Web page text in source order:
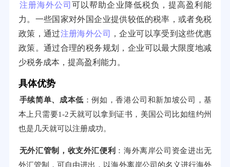
注册海外公司可以帮助企业降低税负，提高盈利能
力。一些国家对外国企业提供较低的税率，或者免税
政策，通过注册海外公司
，企业可以享受到这些优惠
政策。通过合理的税务规划，企业可以最大限度地减
少税务成本，提高盈利能力。
具体优势
手续简单、成本低 ：例如，香港公司和新加坡公司，基
本上只需要1-2天就可以拿到证书，美国公司比如纽约州
也是几天就可以注册成功。
无外汇管制，收支外汇便利 ：海外离岸公司资金进出无
外汇管制，可自由进出，以海外离岸公司的名义进行海外